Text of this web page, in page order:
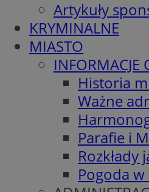
Artykuły
KRYMINALNE
MIASTO
INFORMACJE
Historia
Ważne
Parafie i
Rozkłady
Pogoda w